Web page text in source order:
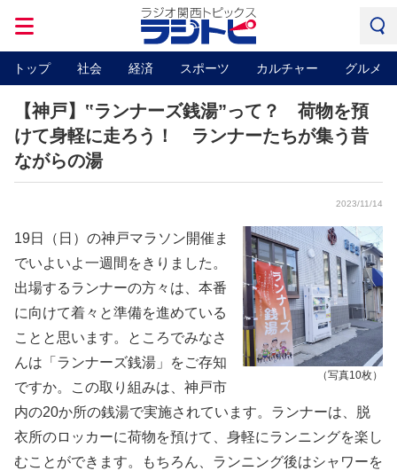
トップ 社会 経済 スポーツ カルチャー グルメ
【神戸】‟ランナーズ銭湯”って？ 荷物を預
けて身軽に走ろう！ ランナーたちが集う昔
ながらの湯
2023/11/14
（写真10枚）
19日（日）の神戸マラソン開催ま
でいよいよ一週間をきりました。
出場するランナーの方々は、本番
に向けて着々と準備を進めている
ことと思います。ところでみなさ
んは「ランナーズ銭湯」をご存知
ですか。この取り組みは、神戸市
内の20か所の銭湯で実施されています。ランナーは、脱
衣所のロッカーに荷物を預けて、身軽にランニングを楽し
むことができます。もちろん、ランニング後はシャワーを